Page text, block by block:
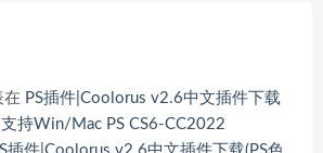
在 PS插件|Coolorus v2.6中文插件下载
持Win/Mac PS CS6-CC2022